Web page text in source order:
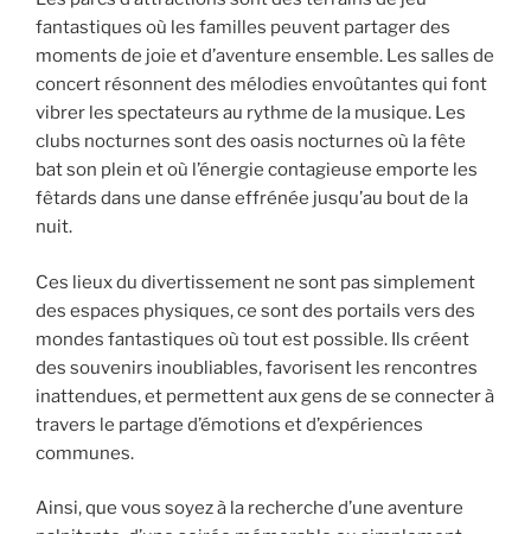
fantastiques où les familles peuvent partager des
moments de joie et d’aventure ensemble. Les salles de
concert résonnent des mélodies envoûtantes qui font
vibrer les spectateurs au rythme de la musique. Les
clubs nocturnes sont des oasis nocturnes où la fête
bat son plein et où l’énergie contagieuse emporte les
fêtards dans une danse effrénée jusqu’au bout de la
nuit.
Ces lieux du divertissement ne sont pas simplement
des espaces physiques, ce sont des portails vers des
mondes fantastiques où tout est possible. Ils créent
des souvenirs inoubliables, favorisent les rencontres
inattendues, et permettent aux gens de se connecter à
travers le partage d’émotions et d’expériences
communes.
Ainsi, que vous soyez à la recherche d’une aventure